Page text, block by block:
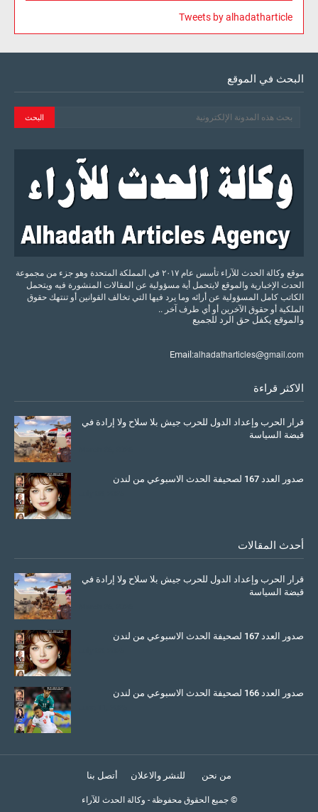
Tweets by alhadatharticle
البحث في الموقع
موقع وكالة الحدث للآراء تأسس عام ٢٠١٧ في المملكة المتحدة وهو جزء من مجموعة
الحدث الإخبارية والموقع لايتحمل أية مسؤولية عن المقالات المنشورة فيه ويتحمل
الكاتب كامل المسؤولية عن أرائه وما يرد فيها التي تخالف القوانين أو تنتهك حقوق
الملكية أو حقوق الآخرين أو أي طرف آخر ..
والموقع يكفل حق الرد للجميع
Email:alhadatharticles@gmail.com
الاكثر قراءة
قرار الحرب وإعداد الدول للحرب جيش بلا سلاح ولا إرادة في
قبضة السياسة
صدور العدد 167 لصحيفة الحدث الاسبوعي من لندن
أحدث المقالات
قرار الحرب وإعداد الدول للحرب جيش بلا سلاح ولا إرادة في
قبضة السياسة
صدور العدد 167 لصحيفة الحدث الاسبوعي من لندن
صدور العدد 166 لصحيفة الحدث الاسبوعي من لندن
من نحن للنشر والاعلان أتصل بنا
© جميع الحقوق محفوظة- وكالة الحدث للآراء